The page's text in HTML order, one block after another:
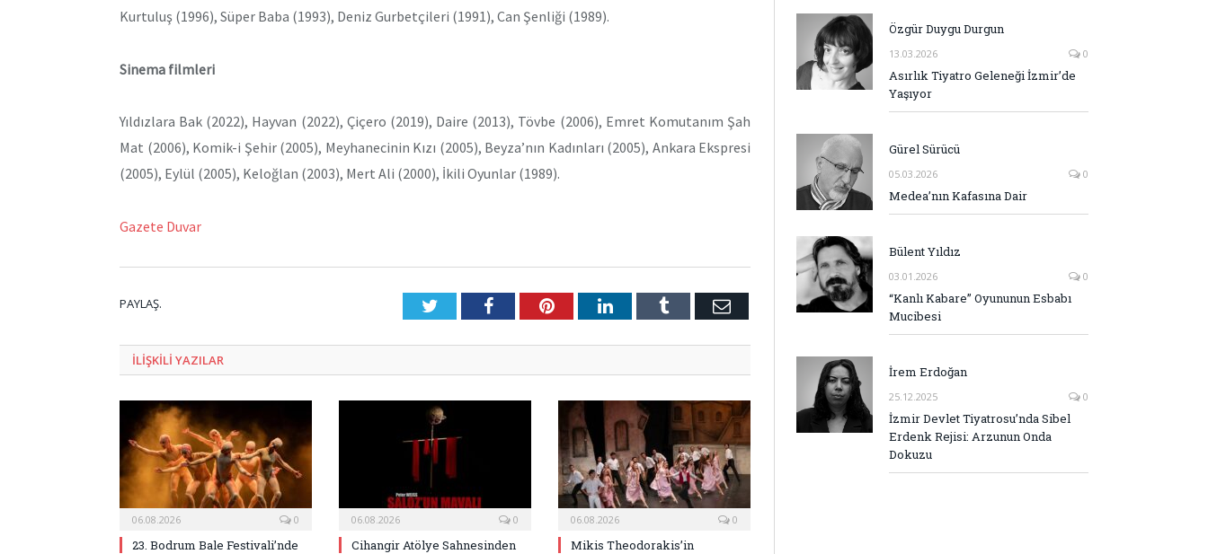
Kurtuluş (1996), Süper Baba (1993), Deniz Gurbetçileri (1991), Can Şenliği (1989).
Sinema filmleri
Yıldızlara Bak (2022), Hayvan (2022), Çiçero (2019), Daire (2013), Tövbe (2006), Emret Komutanım Şah
Mat (2006), Komik-i Şehir (2005), Meyhanecinin Kızı (2005), Beyza’nın Kadınları (2005), Ankara Ekspresi
(2005), Eylül (2005), Keloğlan (2003), Mert Ali (2000), İkili Oyunlar (1989).
Gazete Duvar
PAYLAŞ. TwitterFacebookPinterestLinkedInTumblr E-
ILIŞKILI YAZILAR
06.08.2026 0
23. Bodrum Bale Festivali’nde
06.08.2026 0
Cihangir Atölye Sahnesinden
06.08.2026 0
Mikis Theodorakis’in
Özgür Duygu Durgun
13.03.2026 0
Asırlık Tiyatro Geleneği İzmir’de
Yaşıyor
Gürel Sürücü
05.03.2026 0
Medea’nın Kafasına Dair
Bülent Yıldız
03.01.2026 0
“Kanlı Kabare” Oyununun Esbabı
Mucibesi
İrem Erdoğan
25.12.2025 0
İzmir Devlet Tiyatrosu’nda Sibel
Erdenk Rejisi: Arzunun Onda
Dokuzu